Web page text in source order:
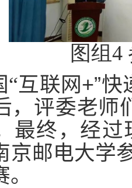
图组4
“互联网+”快
，评委老师
最终，经
京邮电大学